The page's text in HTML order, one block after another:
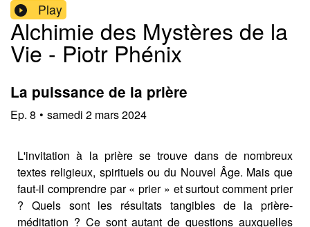
Play
Alchimie des Mystères de la
Vie - Piotr Phénix
La puissance de la prière
Ep. 8 • samedi 2 mars 2024
L'invitation à la prière se trouve dans de nombreux
textes religieux, spirituels ou du Nouvel Âge. Mais que
faut-il comprendre par « prier » et surtout comment prier
? Quels sont les résultats tangibles de la prière-
méditation ? Ce sont autant de questions auxquelles